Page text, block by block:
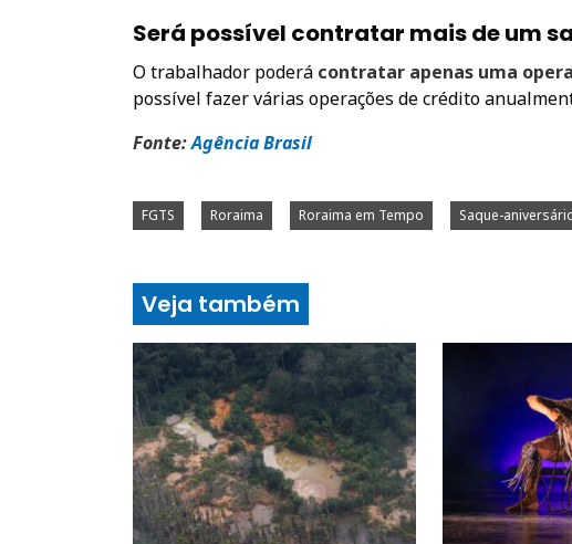
Será possível contratar mais de um
O trabalhador poderá contratar apenas uma
possível fazer várias operações de crédito
Fonte:Agência Brasil
FGTS Roraima Roraima em Tempo Saque-
Veja também